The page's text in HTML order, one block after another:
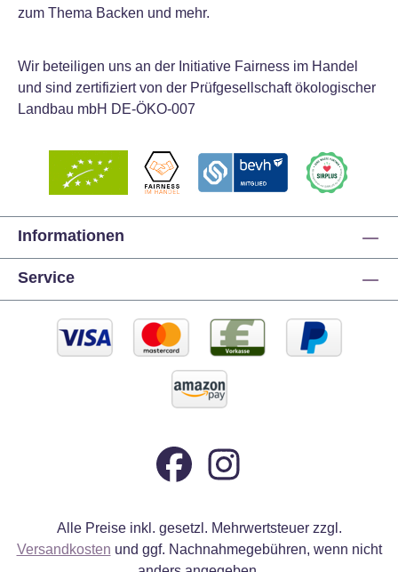
zum Thema Backen und mehr.
Wir beteiligen uns an der Initiative Fairness im Handel
und sind zertifiziert von der Prüfgesellschaft ökologischer
Landbau mbH DE-ÖKO-007
Informationen
Service
Alle Preise inkl. gesetzl. Mehrwertsteuer zzgl.
Versandkosten und ggf. Nachnahmegebühren, wenn nicht